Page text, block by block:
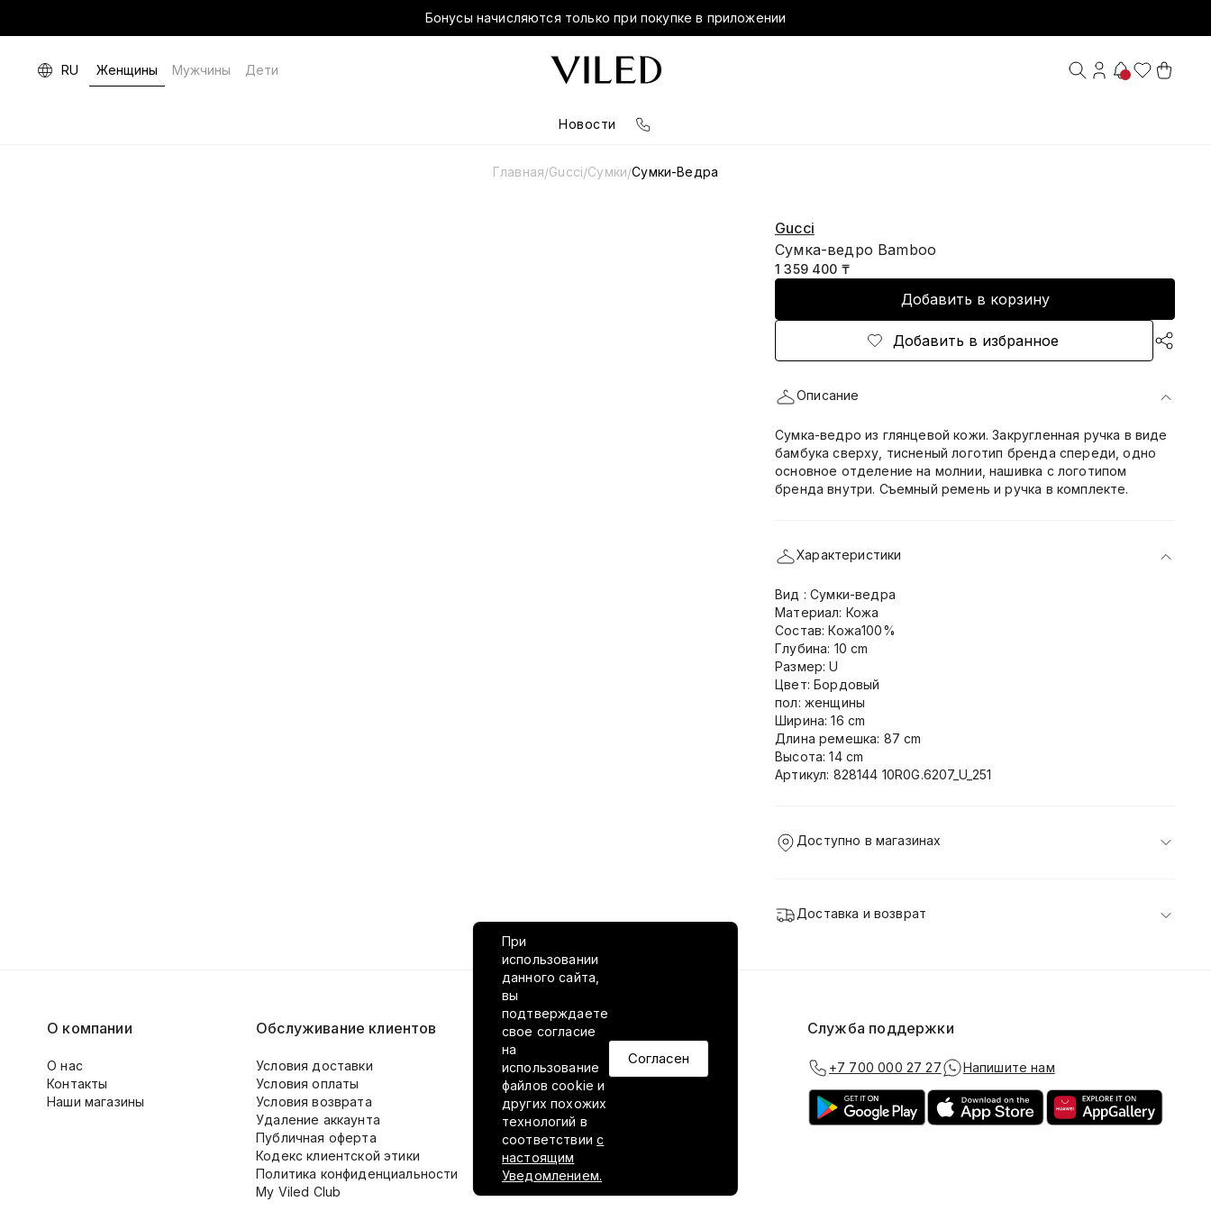
Бонусы начисляются только при покупке в приложении
RU Женщины Мужчины Дети
Новости
Главная/Gucci/Сумки/Сумки-Ведра
Gucci
Сумка-ведро Bamboo
1 359 400 ₸
Добавить в корзину
Добавить в избранное
Описание
Сумка-ведро из глянцевой кожи. Закругленная ручка в виде
бамбука сверху, тисненый логотип бренда спереди, одно
основное отделение на молнии, нашивка с логотипом
бренда внутри. Съемный ремень и ручка в комплекте.
Характеристики
Вид : Сумки-ведра
Материал: Кожа
Состав: Кожа100%
Глубина: 10 cm
Размер: U
Цвет: Бордовый
пол: женщины
Ширина: 16 cm
Длина ремешка: 87 cm
Высота: 14 cm
Артикул: 828144 10R0G.6207_U_251
Доступно в магазинах
Доставка и возврат
При
использовании
данного сайта,
вы
подтверждаете
свое согласие
на
использование
файлов cookie и
других похожих
технологий в
соответствиис
настоящим
Уведомлением.
Согласен
О компании
О нас
Контакты
Наши магазины
Обслуживание клиентов
Условия доставки
Условия оплаты
Условия возврата
Удаление аккаунта
Публичная оферта
Кодекс клиентской этики
Политика конфиденциальности
My Viled Club
VILED в соцсетях Служба поддержки
+7 700 000 27 27 Напишите нам